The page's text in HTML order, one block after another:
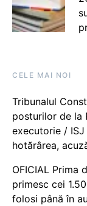
CELE MAI NOI
Tribunalul
posturilor de la
executorie /
hotărârea,
OFICIAL Prima
primesc cei
folosi până în